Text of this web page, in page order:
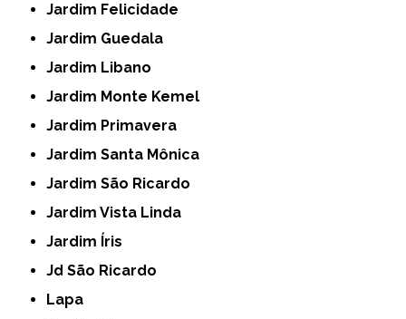
Jardim Felicidade
Jardim Guedala
Jardim Libano
Jardim Monte Kemel
Jardim Primavera
Jardim Santa Mônica
Jardim São Ricardo
Jardim Vista Linda
Jardim Íris
Jd São Ricardo
Lapa